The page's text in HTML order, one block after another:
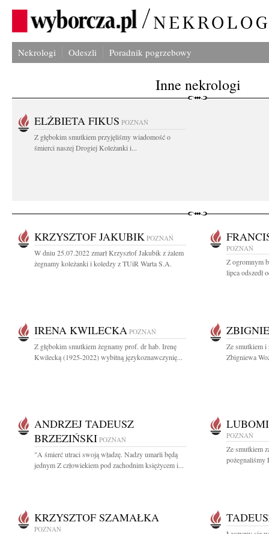
Nekrologi Odeszli Poradnik pogrzebowy
Inne nekrologi
ELŻBIETA FIKUS POZNAŃ
Z głębokim smutkiem przyjęliśmy wiadomość o
śmierci naszej Drogiej Koleżanki i...
KRZYSZTOF JAKUBIK POZNAŃ
W dniu 25.07.2022 zmarł Krzysztof Jakubik z żalem
żegnamy koleżanki i koledzy z TUiR Warta S.A.
POZNAŃ
Z ogromnym
lipca odszedł
IRENA KWILECKA POZNAŃ
Z głębokim smutkiem żegnamy prof. dr hab. Irenę
Kwilecką (1925-2022) wybitną językoznawczynię...
Ze smutkiem i
Zbigniewa
ANDRZEJ TADEUSZ
BRZEZIŃSKI POZNAŃ
"A śmierć utraci swoją władzę. Nadzy umarli będą
jednym Z człowiekiem pod zachodnim księżycem i...
POZNAŃ
Ze smutkiem
pożegnaliśmy
KRZYSZTOF SZAMAŁKA
POZNAŃ